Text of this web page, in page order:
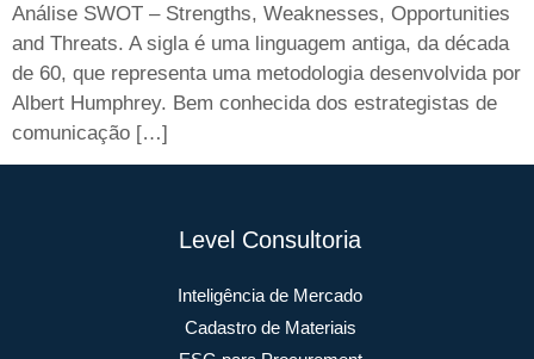
Análise SWOT – Strengths, Weaknesses, Opportunities
and Threats. A sigla é uma linguagem antiga, da década
de 60, que representa uma metodologia desenvolvida por
Albert Humphrey. Bem conhecida dos estrategistas de
comunicação […]
Level Consultoria
Inteligência de Mercado
Cadastro de Materiais